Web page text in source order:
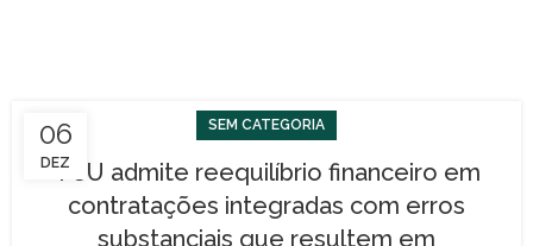
06
DEZ
SEM CATEGORIA
TCU admite reequilíbrio financeiro em
contratações integradas com erros
substanciais que resultem em